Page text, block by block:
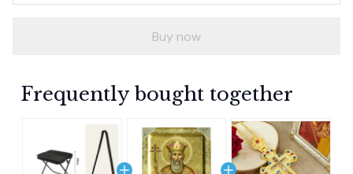
Buy now
Frequently bought together